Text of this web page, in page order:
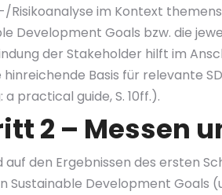
Risikoanalyse im Kontext
Development Goals bzw. die
der Stakeholder hilft im
hinreichende Basis für relevante
practical guide, S. 10ff.).
2 – Messen
auf den Ergebnissen des ersten
Sustainable Development Goals